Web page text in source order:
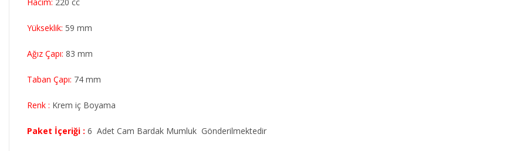
Yükseklik: 59 mm
Ağız Çapı: 83 mm
Taban Çapı: 74 mm
Renk : Krem iç Boyama
Paket İçeriği : 6 Adet Cam Bardak Mumluk Gönderilmektedir